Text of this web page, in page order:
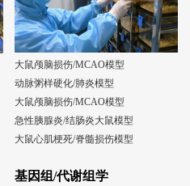
大鼠颅脑损伤/MCAO模型
动脉粥样硬化/肺炎模型
大鼠颅脑损伤/MCAO模型
急性胰腺炎/结肠炎大鼠模型
大鼠心肌梗死/脊髓损伤模型
基因组/代谢组学